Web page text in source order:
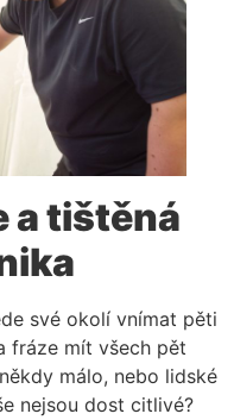
a tištěná
své okolí vnímat pěti
fráze mít všech pět
málo, nebo lidské
nejsou dost citlivé?